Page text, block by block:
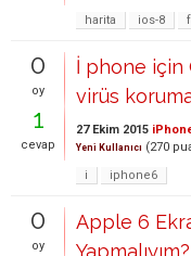
harita
ios-8
0
oy
1
cevap
İ phone
virüs
27 Ekim 2015
Yeni Kullanıcı (270
i
iphone6
0
oy
Apple 6
Yapmalıyım?